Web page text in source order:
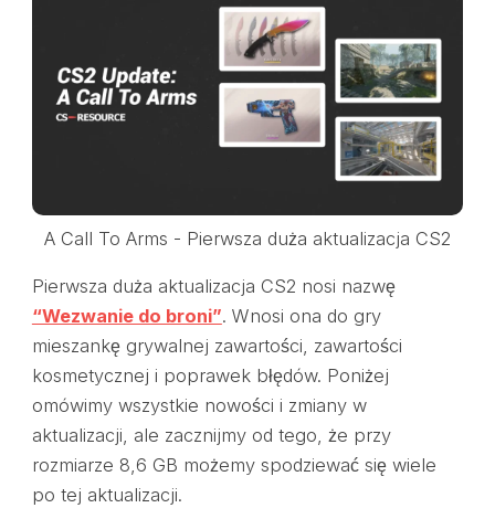
A Call To Arms - Pierwsza duża aktualizacja CS2
Pierwsza duża aktualizacja CS2 nosi nazwę
“Wezwanie do broni”. Wnosi ona do gry
mieszankę grywalnej zawartości, zawartości
kosmetycznej i poprawek błędów. Poniżej
omówimy wszystkie nowości i zmiany w
aktualizacji, ale zacznijmy od tego, że przy
rozmiarze 8,6 GB możemy spodziewać się wiele
po tej aktualizacji.